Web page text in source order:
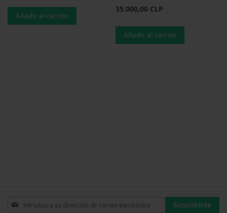
Añadir al carrito
35.000,00 CLP
Añadir al carrito
Inscríbase
Suscribirse